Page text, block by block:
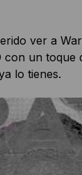
ver a
con un toque
lo tienes.